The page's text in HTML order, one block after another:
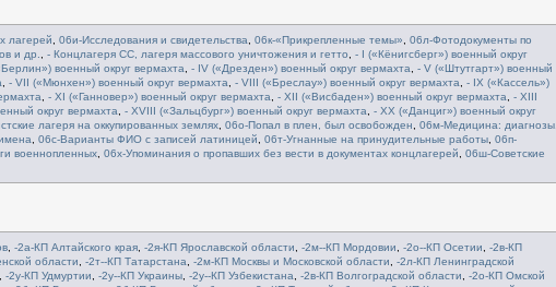
лагерей 06и-Исследования и свидетельства 06к-«Прикрепленные темы»
06л-Фотодокументы по
и др. - Концлагеря СС, лагеря массового уничтожения и гетто
- I («Кёнигсберг») военный округ
военный округ вермахта - IV («Дрезден») военный округ вермахта
- V («Штутгарт») военный
- VII («Мюнхен») военный округ вермахта - VIII («Бреслау») военный округ вермахта
- IX («Кассель»)
- XI («Ганновер») военный округ вермахта - XII («Висбаден») военный округ вермахта
- XIII
округ вермахта - XVIII («Зальцбург») военный округ вермахта
- XX («Данциг») военный округ
лагеря на оккупированных землях, 06о-Попал в плен, был освобожден
06м-Медицина: диагнозы,
06с-Варианты ФИО с записей латиницей 06т-Угнанные на принудительные работы, 06п-
военнопленных, 06х-Упоминания о пропавших без вести в документах концлагерей
06ш-Советские
, -2а-КП Алтайского края, -2я-КП Ярославской области -2м--КП Мордовии -2о--КП Осетии
-2в-КП
области -2т--КП Татарстана -2м-КП Москвы и Московской области
-2л-КП Ленинградской
-2у-КП Удмуртии -2у--КП Украины, -2у--КП Узбекистана -2в-КП Волгоградской области
-2о-КП Омской